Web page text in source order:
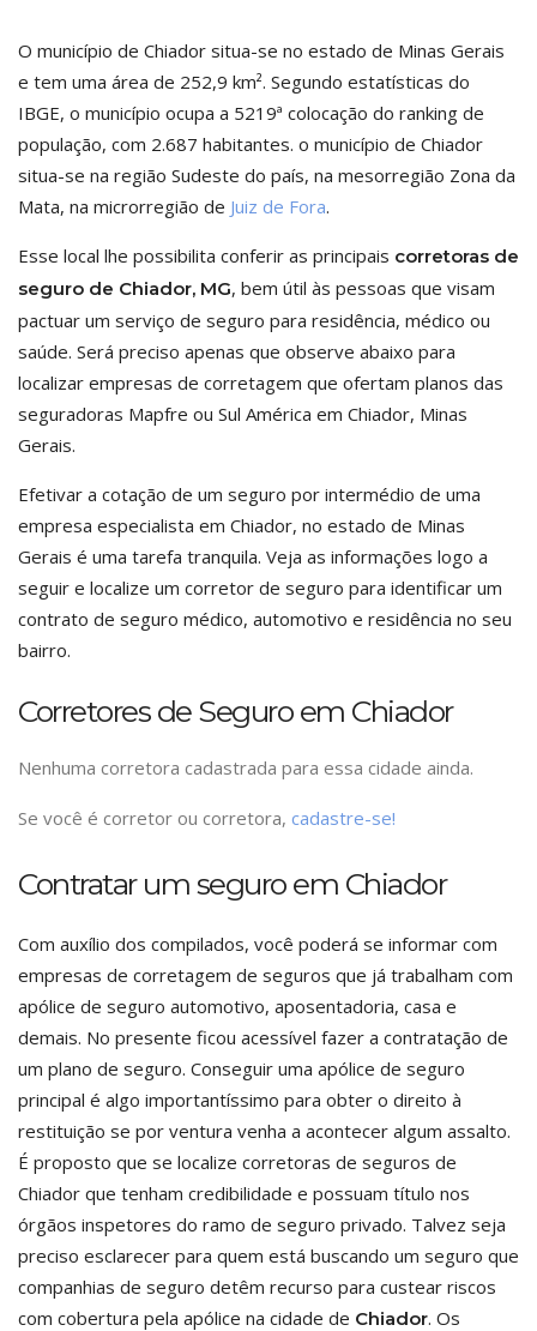
O município de Chiador situa-se no estado de Minas Gerais
e tem uma área de 252,9 km². Segundo estatísticas do
IBGE, o município ocupa a 5219ª colocação do ranking de
população, com 2.687 habitantes. o município de Chiador
situa-se na região Sudeste do país, na mesorregião Zona da
Mata, na microrregião de Juiz de Fora.
Esse local lhe possibilita conferir as principais corretoras de
seguro de Chiador, MG, bem útil às pessoas que visam
pactuar um serviço de seguro para residência, médico ou
saúde. Será preciso apenas que observe abaixo para
localizar empresas de corretagem que ofertam planos das
seguradoras Mapfre ou Sul América em Chiador, Minas
Gerais.
Efetivar a cotação de um seguro por intermédio de uma
empresa especialista em Chiador, no estado de Minas
Gerais é uma tarefa tranquila. Veja as informações logo a
seguir e localize um corretor de seguro para identificar um
contrato de seguro médico, automotivo e residência no seu
bairro.
Corretores de Seguro em Chiador
Nenhuma corretora cadastrada para essa cidade ainda.
Se você é corretor ou corretora, cadastre-se!
Contratar um seguro em Chiador
Com auxílio dos compilados, você poderá se informar com
empresas de corretagem de seguros que já trabalham com
apólice de seguro automotivo, aposentadoria, casa e
demais. No presente ficou acessível fazer a contratação de
um plano de seguro. Conseguir uma apólice de seguro
principal é algo importantíssimo para obter o direito à
restituição se por ventura venha a acontecer algum assalto.
É proposto que se localize corretoras de seguros de
Chiador que tenham credibilidade e possuam título nos
órgãos inspetores do ramo de seguro privado. Talvez seja
preciso esclarecer para quem está buscando um seguro que
companhias de seguro detêm recurso para custear riscos
com cobertura pela apólice na cidade de Chiador. Os